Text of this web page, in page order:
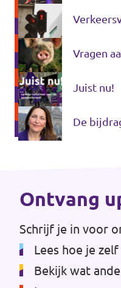
Vragen
Juist nu!
De
Ontvang
Schrijf je in voor
Lees hoe je
Bekijk wat